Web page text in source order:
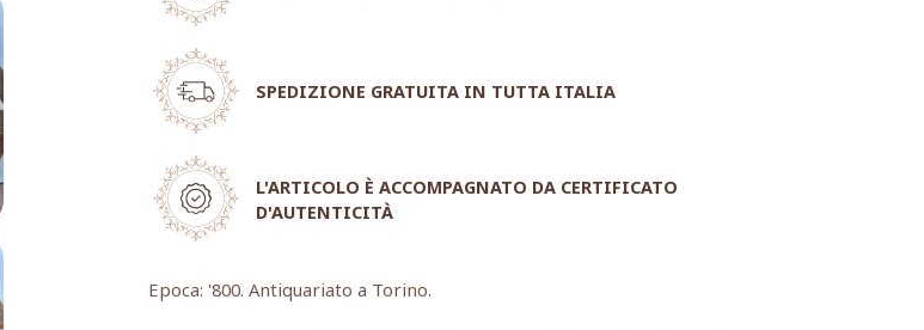
SPEDIZIONE GRATUITA IN TUTTA ITALIA
L'ARTICOLO È ACCOMPAGNATO DA CERTIFICATO
D'AUTENTICITÀ
Epoca: '800. Antiquariato a Torino.